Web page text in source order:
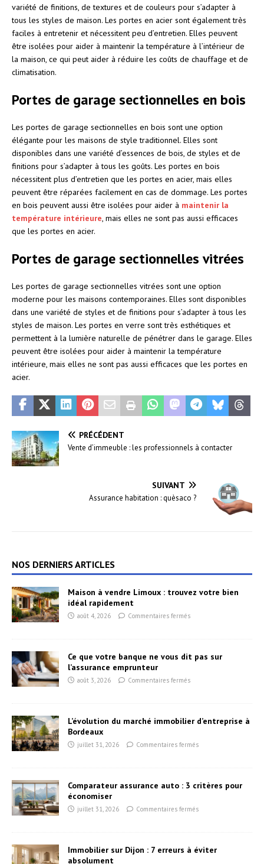
variété de finitions, de textures et de couleurs pour s’adapter à
tous les styles de maison. Les portes en acier sont également très
faciles à entretenir et nécessitent peu d’entretien. Elles peuvent
être isolées pour aider à maintenir la température à l’intérieur de
la maison, ce qui peut aider à réduire les coûts de chauffage et de
climatisation.
Portes de garage sectionnelles en bois
Les portes de garage sectionnelles en bois sont une option
élégante pour les maisons de style traditionnel. Elles sont
disponibles dans une variété d’essences de bois, de styles et de
finitions pour s’adapter à tous les goûts. Les portes en bois
nécessitent plus d’entretien que les portes en acier, mais elles
peuvent être réparées facilement en cas de dommage. Les portes
en bois peuvent aussi être isolées pour aider à maintenir la
température intérieure , mais elles ne sont pas aussi efficaces
que les portes en acier.
Portes de garage sectionnelles vitrées
Les portes de garage sectionnelles vitrées sont une option
moderne pour les maisons contemporaines. Elles sont disponibles
dans une variété de styles et de finitions pour s’adapter à tous les
styles de maison. Les portes en verre sont très esthétiques et
permettent à la lumière naturelle de pénétrer dans le garage. Elles
peuvent être isolées pour aider à maintenir la température
intérieure, mais elles ne sont pas aussi efficaces que les portes en
acier.
PRÉCÉDENT
Vente d’immeuble : les professionnels à contacter
SUIVANT
Assurance habitation : quèsaco ?
NOS DERNIERS ARTICLES
Maison à vendre Limoux : trouvez votre bien
idéal rapidement
août 4, 2026 Commentaires fermés
Ce que votre banque ne vous dit pas sur
l’assurance emprunteur
août 3, 2026 Commentaires fermés
L’évolution du marché immobilier d’entreprise à
Bordeaux
juillet 31, 2026 Commentaires fermés
Comparateur assurance auto : 3 critères pour
économiser
juillet 31, 2026 Commentaires fermés
Immobilier sur Dijon : 7 erreurs à éviter
absolument